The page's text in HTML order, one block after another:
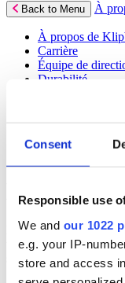
Consent
Responsible use
We and our 1022
e.g. your IP-
store and access
Back to Menu À
À propos de
Carrière
Équipe de
Durabilité
Blog
Plongez dans nos
technologies.
stimuler votre